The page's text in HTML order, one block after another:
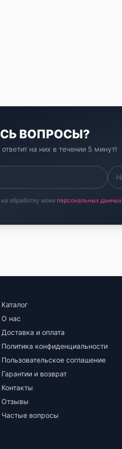
ВОПРОСЫ?
на них в течении 5 минут!
обработку моих персональных данных
Каталог
О нас
Доставка и оплата
Политика конфиденциальности
Пользовательское соглашение
Гарантии и возврат
Контакты
Отзывы
Частые вопросы